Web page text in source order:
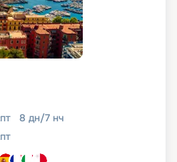
пт 8 дн/7 нч
пт